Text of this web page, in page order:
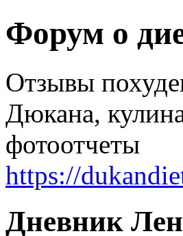
Форум о
Отзывы
Дюкана,
фотоотчеты
https://
Дневник